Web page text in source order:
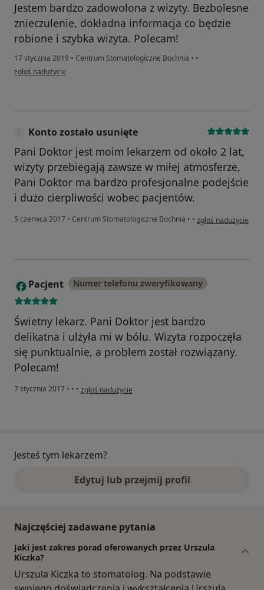
Jestem bardzo zadowolona z wizyty. Bezbolesne
znieczulenie, dokładna informacja co będzie
robione i szybka wizyta. Polecam!
17 stycznia 2019 • Centrum Stomatologiczne Bochnia • •
w opinii użytkownika Konto zostało usunięte
zgłoś nadużycie
Konto zostało usunięte
Pani Doktor jest moim lekarzem od około 2 lat,
wizyty przebiegają zawsze w miłej atmosferze,
Pani Doktor ma bardzo profesjonalne podejście
i dużo cierpliwości wobec pacjentów.
5 czerwca 2017 • Centrum Stomatologiczne Bochnia • • w opinii
zgłoś nadużycie
Pacjent Numer telefonu zweryfikowany
Świetny lekarz. Pani Doktor jest bardzo
delikatna i ulżyła mi w bólu. Wizyta rozpoczęła
się punktualnie, a problem został rozwiązany.
Polecam!
7 stycznia 2017 • • • w opinii użytkownika Pacjent
zgłoś nadużycie
Jesteś tym lekarzem?
Edytuj lub przejmij profil
Najczęściej zadawane pytania
Jaki jest zakres porad oferowanych przez Urszula
Kiczka?
Urszula Kiczka to stomatolog. Na podstawie